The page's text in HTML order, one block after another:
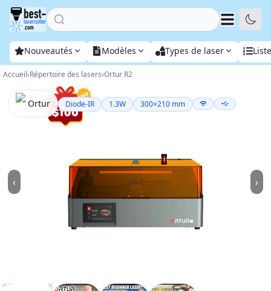
Home
Nouveautés Modèles Types de laser
Accueil›Répertoire des lasers›Ortur R2
‹ ›
Ortur Diode-IR 1.3W 300×210 mm